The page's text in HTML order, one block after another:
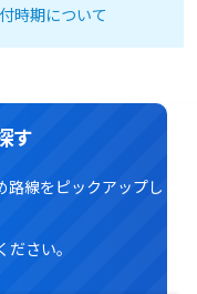
時期について
す
路線をピックアップし
さい。